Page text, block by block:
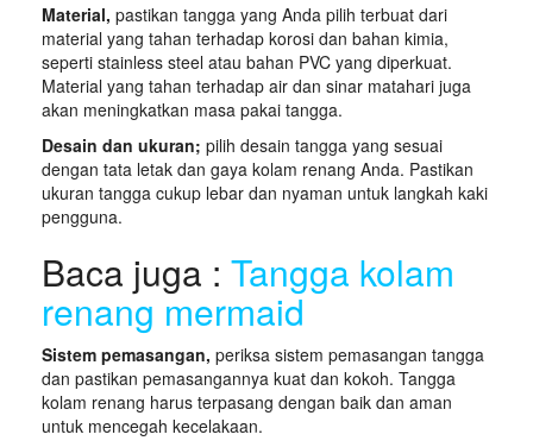
Material, pastikan tangga yang Anda pilih terbuat dari
material yang tahan terhadap korosi dan bahan kimia,
seperti stainless steel atau bahan PVC yang diperkuat.
Material yang tahan terhadap air dan sinar matahari juga
akan meningkatkan masa pakai tangga.
Desain dan ukuran; pilih desain tangga yang sesuai
dengan tata letak dan gaya kolam renang Anda. Pastikan
ukuran tangga cukup lebar dan nyaman untuk langkah kaki
pengguna.
Baca juga : Tangga kolam
renang mermaid
Sistem pemasangan, periksa sistem pemasangan tangga
dan pastikan pemasangannya kuat dan kokoh. Tangga
kolam renang harus terpasang dengan baik dan aman
untuk mencegah kecelakaan.